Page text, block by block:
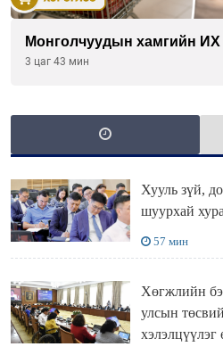
Монголчуудын хамгийн
3 цаг 43 мин
Хууль зүй,
шуурхай
57 мин
Хөгжлийн
улсын